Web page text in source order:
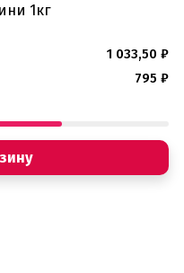
1кг
1 033,50 ₽
795 ₽